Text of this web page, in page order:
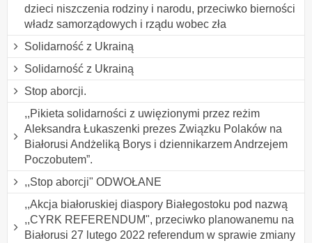
dzieci niszczenia rodziny i narodu, przeciwko bierności
władz samorządowych i rządu wobec zła
Solidarność z Ukrainą
Solidarność z Ukrainą
Stop aborcji.
,,Pikieta solidarności z uwięzionymi przez reżim
Aleksandra Łukaszenki prezes Związku Polaków na
Białorusi Andżeliką Borys i dziennikarzem Andrzejem
Poczobutem”.
,,Stop aborcji" ODWOŁANE
,,Akcja białoruskiej diaspory Białegostoku pod nazwą
,,CYRK REFERENDUM", przeciwko planowanemu na
Białorusi 27 lutego 2022 referendum w sprawie zmiany